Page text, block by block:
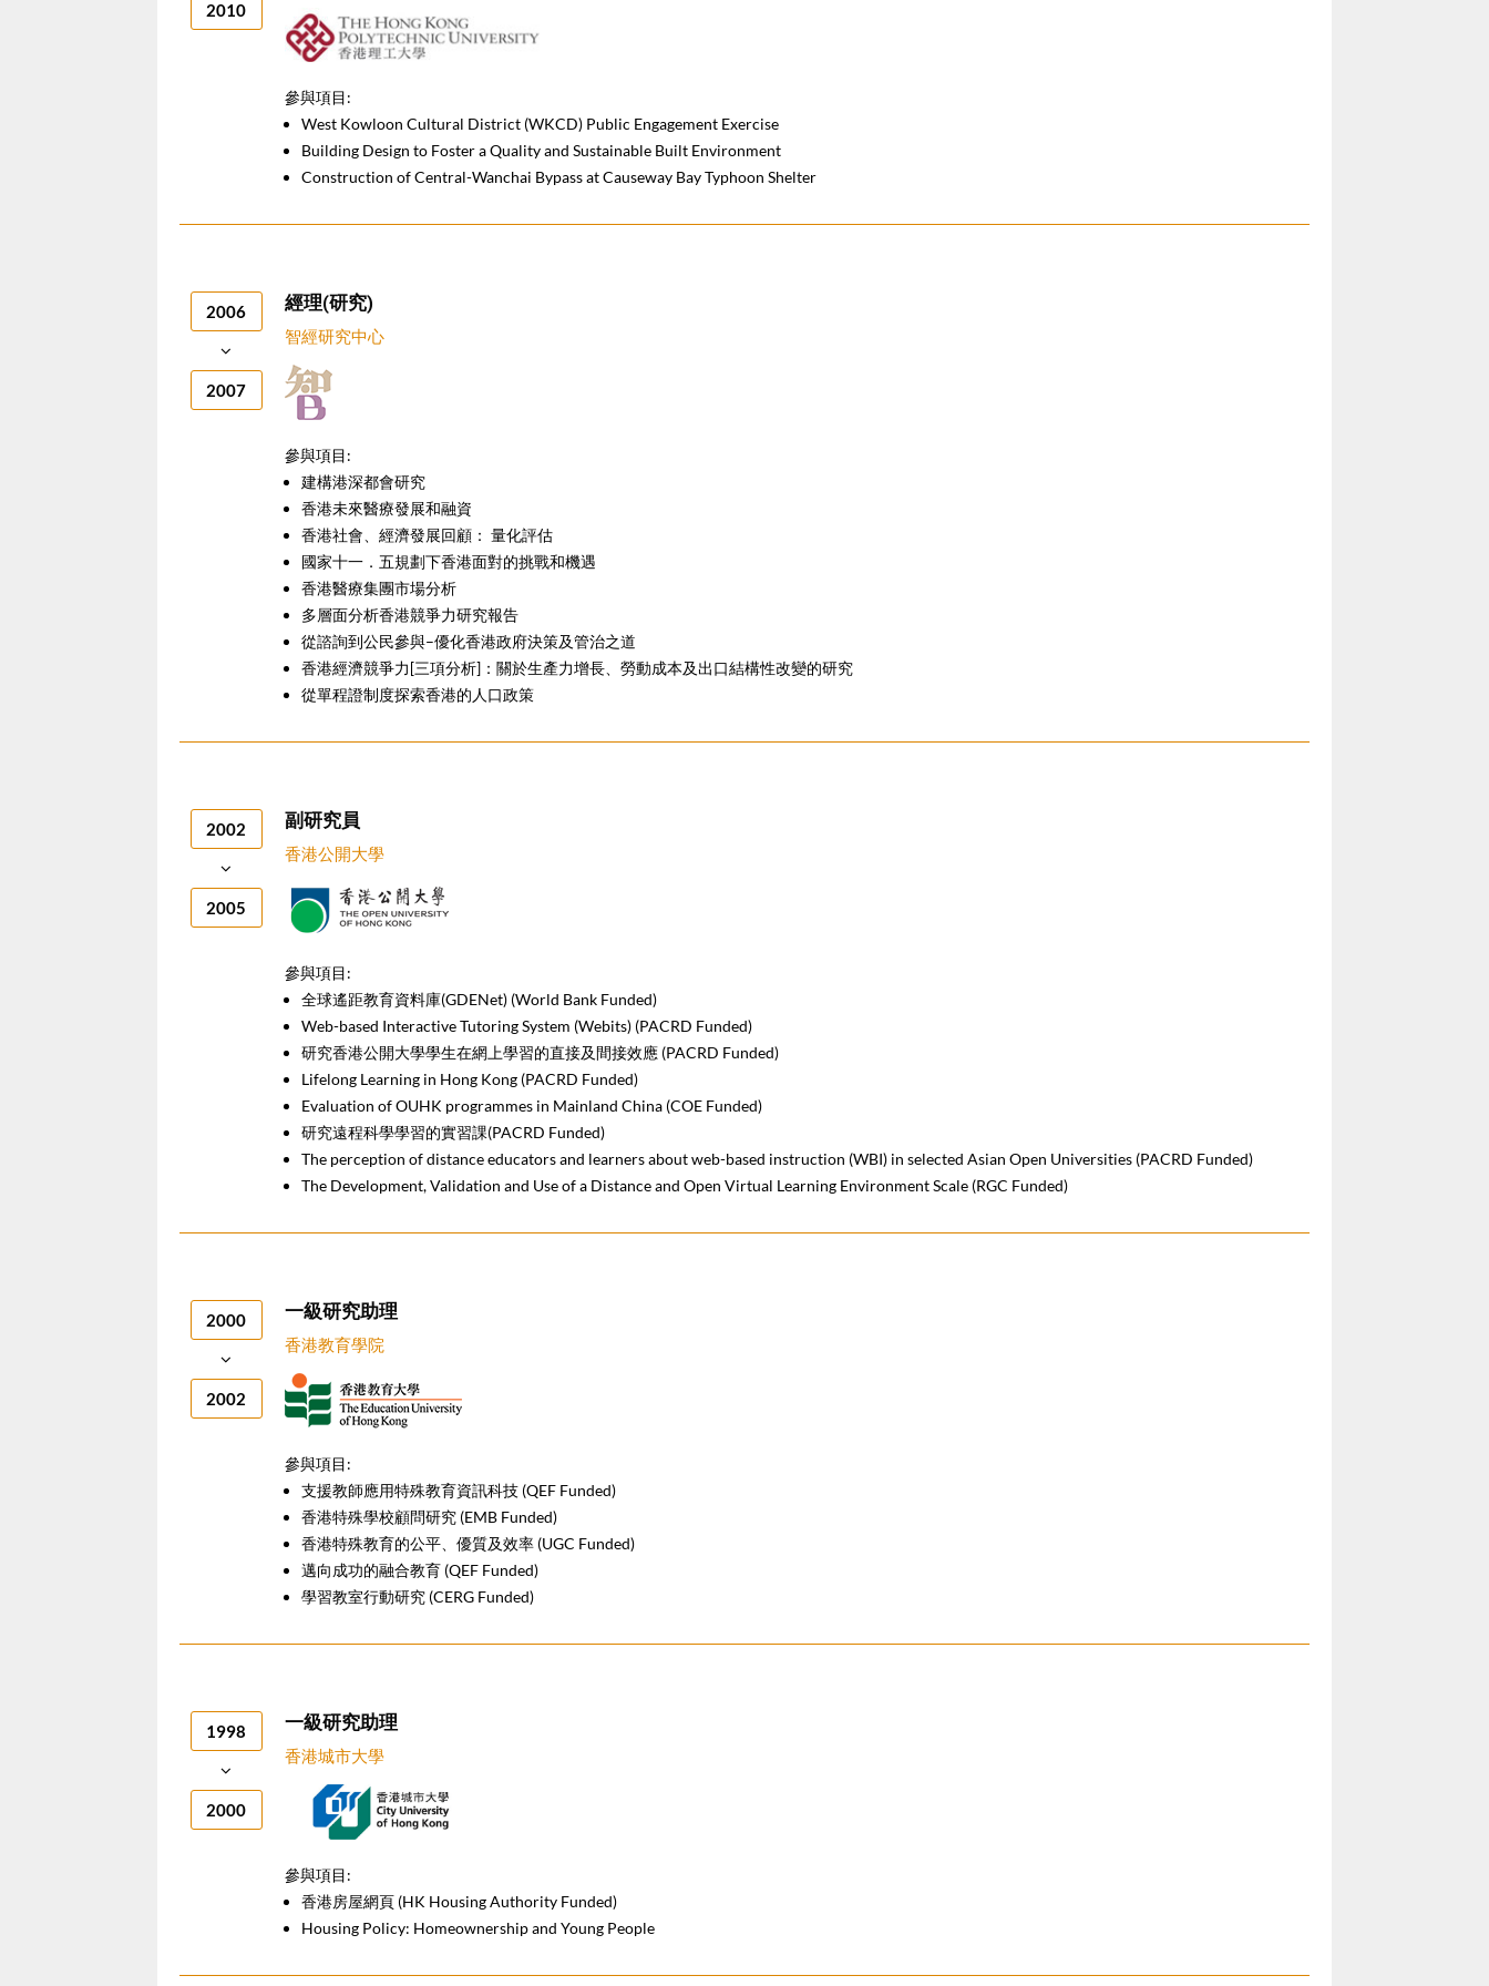
2010
參與項目:
West Kowloon Cultural District (WKCD) Public Engagement Exercise
Building Design to Foster a Quality and Sustainable Built Environment
Construction of Central-Wanchai Bypass at Causeway Bay Typhoon Shelter
2006
2007
經理(研究)
智經研究中心
參與項目:
建構港深都會研究
香港未來醫療發展和融資
香港社會、經濟發展回顧： 量化評估
國家十一．五規劃下香港面對的挑戰和機遇
香港醫療集團市場分析
多層面分析香港競爭力研究報告
從諮詢到公民參與–優化香港政府決策及管治之道
香港經濟競爭力[三項分析]：關於生產力增長、勞動成本及出口結構性改變的研究
從單程證制度探索香港的人口政策
2002
2005
副研究員
香港公開大學
參與項目:
全球遙距教育資料庫(GDENet) (World Bank Funded)
Web-based Interactive Tutoring System (Webits) (PACRD Funded)
研究香港公開大學學生在網上學習的直接及間接效應 (PACRD Funded)
Lifelong Learning in Hong Kong (PACRD Funded)
Evaluation of OUHK programmes in Mainland China (COE Funded)
研究遠程科學學習的實習課(PACRD Funded)
The perception of distance educators and learners about web-based instruction (WBI) in selected Asian Open Universities (PACRD Funded)
The Development, Validation and Use of a Distance and Open Virtual Learning Environment Scale (RGC Funded)
2000
2002
一級研究助理
香港教育學院
參與項目:
支援教師應用特殊教育資訊科技 (QEF Funded)
香港特殊學校顧問研究 (EMB Funded)
香港特殊教育的公平、優質及效率 (UGC Funded)
邁向成功的融合教育 (QEF Funded)
學習教室行動研究 (CERG Funded)
1998
2000
一級研究助理
香港城市大學
參與項目:
香港房屋網頁 (HK Housing Authority Funded)
Housing Policy: Homeownership and Young People